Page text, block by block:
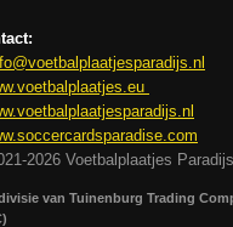
2026 Voetbalplaatjes Paradijs
van Tuinenburg Trading